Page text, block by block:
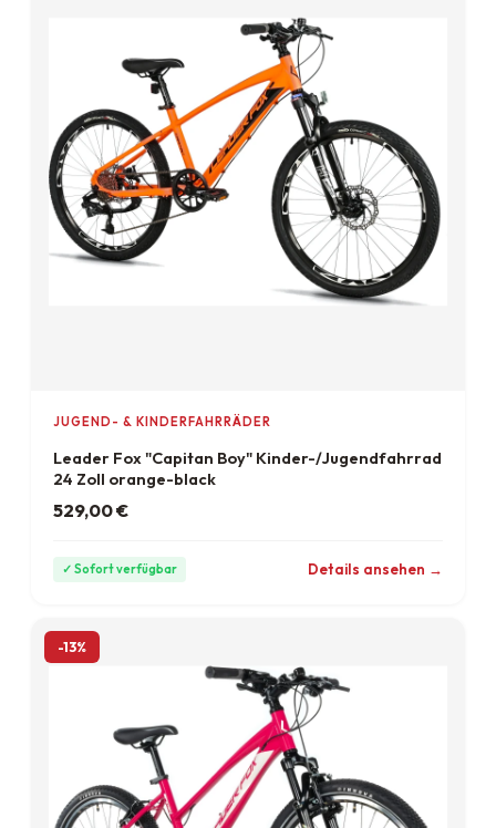
JUGEND- & KINDERFAHRRÄDER
Leader Fox "Capitan Boy" Kinder-/Jugendfahrrad
24 Zoll orange-black
529,00€
✓ Sofort verfügbar Details ansehen →
-13%